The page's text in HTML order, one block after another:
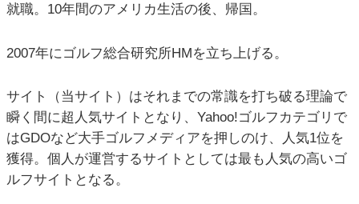
就職。10年間のアメリカ生活の後、帰国。
2007年にゴルフ総合研究所HMを立ち上げる。
サイト（当サイト）はそれまでの常識を打ち破る理論で
瞬く間に超人気サイトとなり、Yahoo!ゴルフカテゴリで
はGDOなど大手ゴルフメディアを押しのけ、人気1位を
獲得。個人が運営するサイトとしては最も人気の高いゴ
ルフサイトとなる。